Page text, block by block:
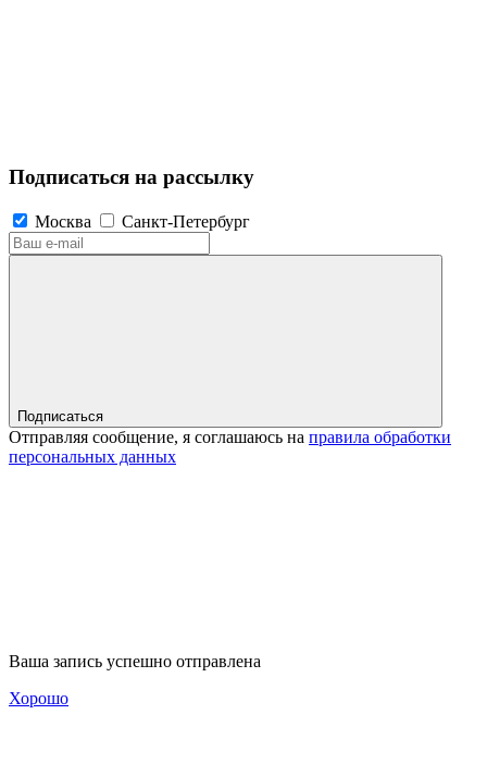
Подписаться на рассылку
Москва Санкт-Петербург
Подписаться
Отправляя сообщение, я соглашаюсь на правила обработки
персональных данных
Ваша запись успешно отправлена
Хорошо